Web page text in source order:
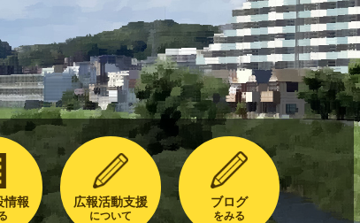
情報 広報活動支援
について
ブログ
をみる